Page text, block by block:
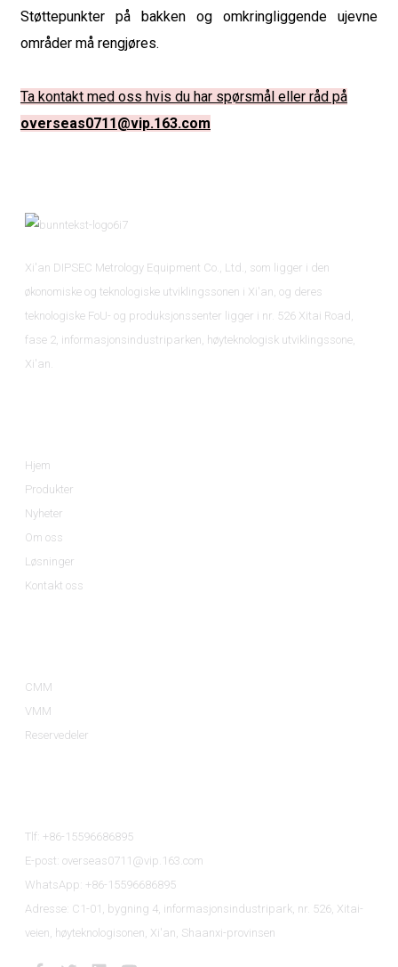
Støttepunkter på bakken og omkringliggende ujevne
områder må rengjøres.
Ta kontakt med oss ​​hvis du har spørsmål eller råd på
overseas0711@vip.163.com
Xi'an DIPSEC Metrology Equipment Co., Ltd., som ligger i den
økonomiske og teknologiske utviklingssonen i Xi'an, og deres
teknologiske FoU- og produksjonssenter ligger i nr. 526 Xitai Road,
fase 2, informasjonsindustriparken, høyteknologisk utviklingssone,
Xi'an.
Hjem
Produkter
Nyheter
Om oss
Løsninger
Kontakt oss
CMM
VMM
Reservedeler
Tlf: +86-15596686895
E-post: overseas0711@vip.163.com
WhatsApp: +86-15596686895
Adresse: C1-01, bygning 4, informasjonsindustripark, nr. 526, Xitai-
veien, høyteknologisonen, Xi'an, Shaanxi-provinsen